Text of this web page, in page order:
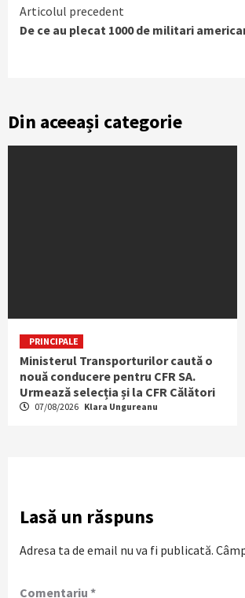
Continue
Reading
Articolul precedent
De ce au plecat 1000 de militari
Din aceeași categorie
PRINCIPALE
Ministerul Transporturilor caută o
nouă conducere pentru CFR SA.
Urmează selecția și la CFR Călători
07/08/2026 Klara Ungureanu
Lasă un răspuns
Adresa ta de email nu va fi publicată.
Comentariu *